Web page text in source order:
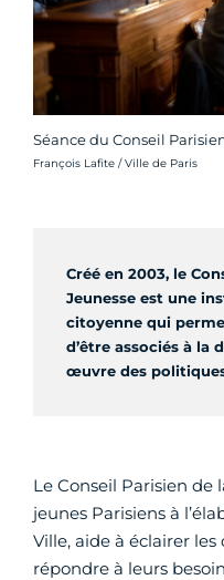
Séance du Conseil
Crédit photo :
François Lafite / Ville de Paris
Créé en 2003, le
Jeunesse est une
citoyenne qui
d’être associés à la
œuvre des
Le Conseil Parisien de
jeunes Parisiens à
Ville, aide à éclairer
répondre à leurs